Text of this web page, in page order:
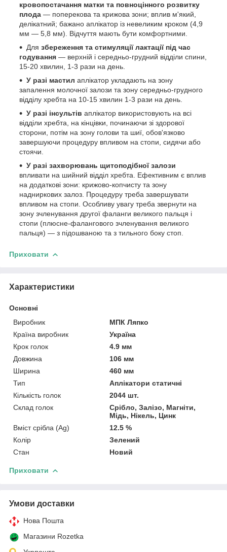
кровопостачання матки та повноцінного розвитку
плода — поперекова та крижова зони; вплив м'який,
делікатний; бажано аплікатор із невеликим кроком (4,9
мм — 5,8 мм). Відчуття мають бути комфортними.
Для збереження та стимуляції лактації під час
годування — верхній і середньо-грудний відділи спини,
15-20 хвилин, 1-3 рази на день.
У разі мастил аплікатор укладають на зону
запалення молочної залози та зону середньо-грудного
відділу хребта на 10-15 хвилин 1-3 рази на день.
У разі інсультів аплікатор використовують на всі
відділи хребта, на кінцівки, починаючи зі здорової
сторони, потім на зону голови та шиї, обов'язково
завершуючи процедуру впливом на стопи, сидячи або
стоячи.
У разі захворювань щитоподібної залози
впливати на шийний відділ хребта. Ефективним є вплив
на додаткові зони: крижово-копчисту та зону
надниркових залоз. Процедуру треба завершувати
впливом на стопи. Особливу увагу треба звернути на
зону зчленування другої фаланги великого пальця і
стопи (плюсне-фалангового зчленування великого
пальця) — з підошваною та з тильного боку стоп.
Приховати
Характеристики
Основні
Виробник
МПК Ляпко
Країна виробник
Україна
Крок голок
4.9 мм
Довжина
106 мм
Ширина
460 мм
Тип
Аплікатори статичні
Кількість голок
2044 шт.
Склад голок
Срібло, Залізо, Магніти,
Мідь, Нікель, Цинк
Вміст срібла (Ag)
12.5 %
Колір
Зелений
Стан
Новий
Приховати
Умови доставки
Нова Пошта
Магазини Rozetka